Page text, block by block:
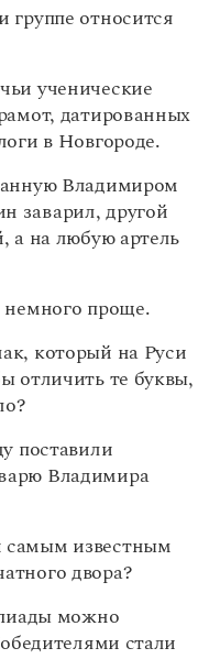
курс
группе относится
ученические
датированных
в Новгороде.
Владимиром
заварил, другой
а на любую артель
проще.
который на Руси
отличить те буквы,
поставили
Владимира
известным
двора?
можно
стали